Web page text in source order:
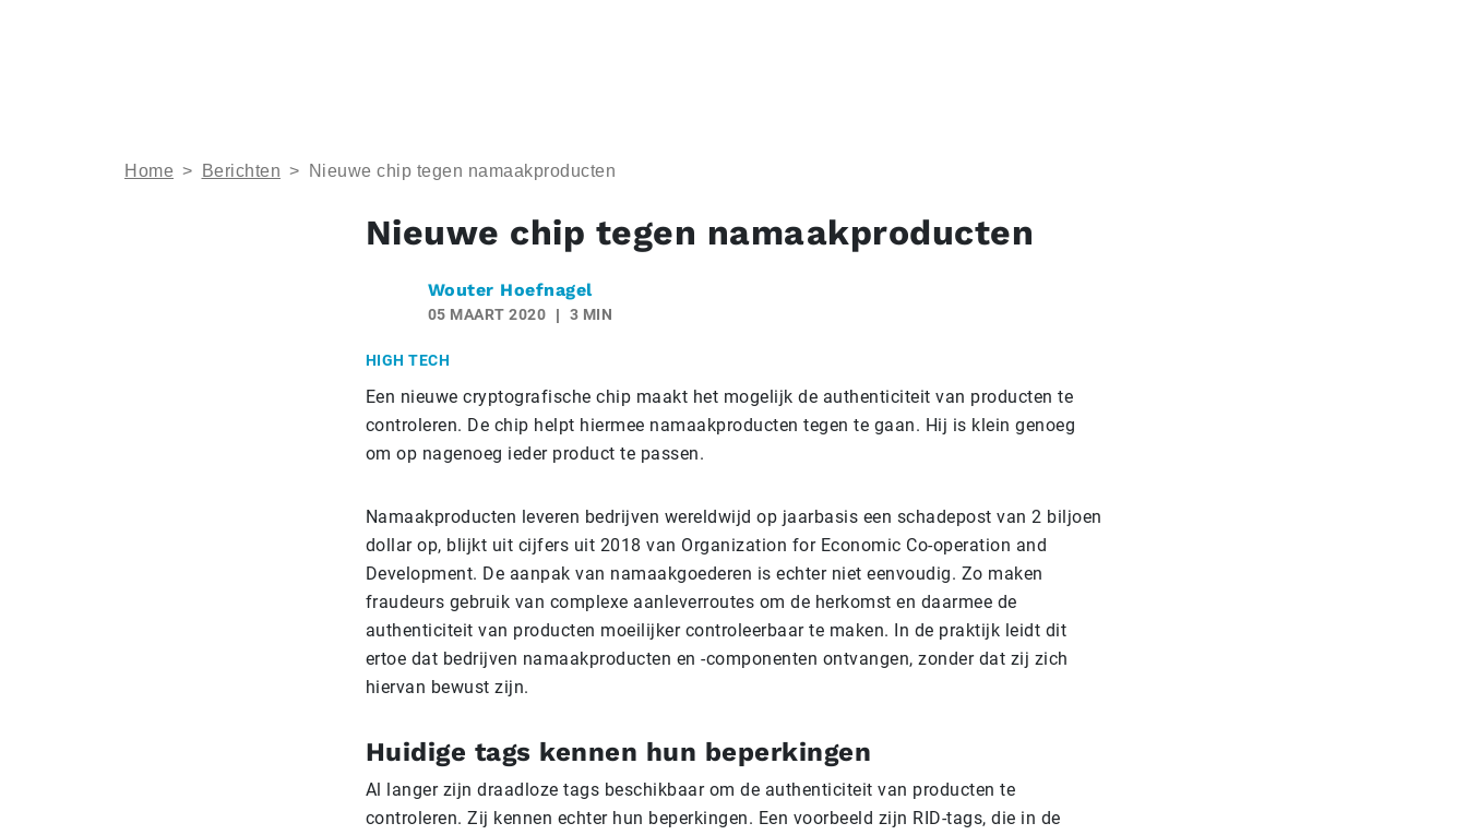
Home > Berichten > Nieuwe chip tegen namaakproducten
Nieuwe chip tegen namaakproducten
Wouter Hoefnagel
05 MAART 2020 3 MIN
HIGH TECH
Een nieuwe cryptografische chip maakt het mogelijk de authenticiteit van producten te
controleren. De chip helpt hiermee namaakproducten tegen te gaan. Hij is klein genoeg
om op nagenoeg ieder product te passen.
Namaakproducten leveren bedrijven wereldwijd op jaarbasis een schadepost van 2 biljoen
dollar op, blijkt uit cijfers uit 2018 van Organization for Economic Co-operation and
Development. De aanpak van namaakgoederen is echter niet eenvoudig. Zo maken
fraudeurs gebruik van complexe aanleverroutes om de herkomst en daarmee de
authenticiteit van producten moeilijker controleerbaar te maken. In de praktijk leidt dit
ertoe dat bedrijven namaakproducten en -componenten ontvangen, zonder dat zij zich
hiervan bewust zijn.
Huidige tags kennen hun beperkingen
Al langer zijn draadloze tags beschikbaar om de authenticiteit van producten te
controleren. Zij kennen echter hun beperkingen. Een voorbeeld zijn RID-tags, die in de